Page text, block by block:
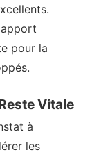
pour la
Vitale
à
les